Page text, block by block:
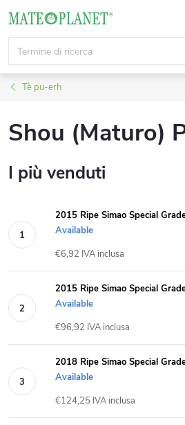
contenuto
Tè pu-erh
Shou (Maturo)
I più venduti
2015 Ripe Simao Special
Available
€6,92 IVA inclusa
2015 Ripe Simao Special
Available
€96,92 IVA inclusa
2018 Ripe Simao Special
Available
€124,25 IVA inclusa